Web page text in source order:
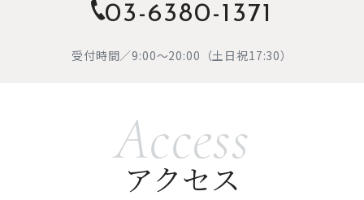
03-6380-1371
受付時間／9:00～20:00（土日祝17:30）
Access
アクセス